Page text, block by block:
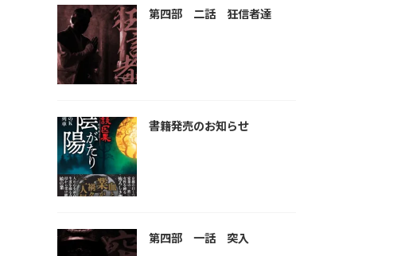
第四部 二話 狂信者達
書籍発売のお知らせ
第四部 一話 突入